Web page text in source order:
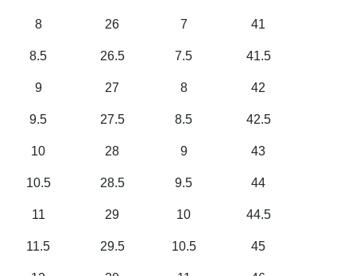
8 26 7 41
8.5 26.5 7.5 41.5
9 27 8 42
9.5 27.5 8.5 42.5
10 28 9 43
10.5 28.5 9.5 44
11 29 10 44.5
11.5 29.5 10.5 45